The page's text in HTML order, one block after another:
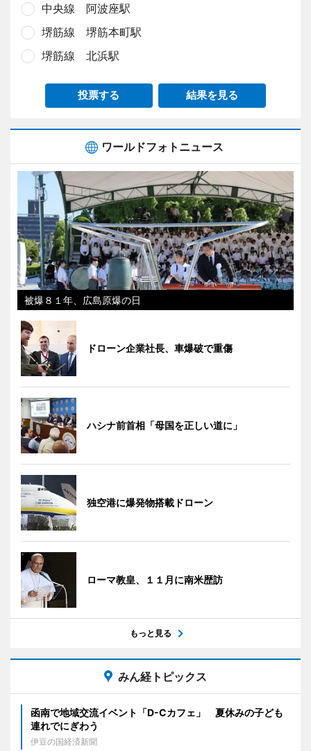
中央線 阿波座駅
堺筋線 堺筋本町駅
堺筋線 北浜駅
投票する 結果を見る
ワールドフォトニュース
被爆８１年、広島原爆の日
ドローン企業社長、車爆破で重傷
ハシナ前首相「母国を正しい道に」
独空港に爆発物搭載ドローン
ローマ教皇、１１月に南米歴訪
もっと見る
みん経トピックス
函南で地域交流イベント「D-Cカフェ」 夏休みの子ども
連れでにぎわう
伊豆の国経済新聞